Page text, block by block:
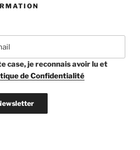
case, je reconnais avoir lu et
de Confidentialité